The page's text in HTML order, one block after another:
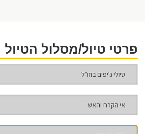
פרטי טיול/מסלול הטיול